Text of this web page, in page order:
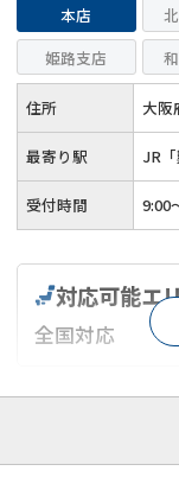
本店
姫路支店
住所 大阪
最寄り駅 JR
受付時間 9:00
対応可能エ
全国対応
対応が親身